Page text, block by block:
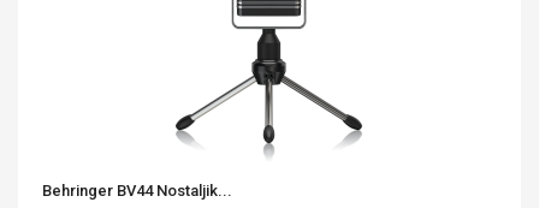
Behringer BV44 Nostaljik...